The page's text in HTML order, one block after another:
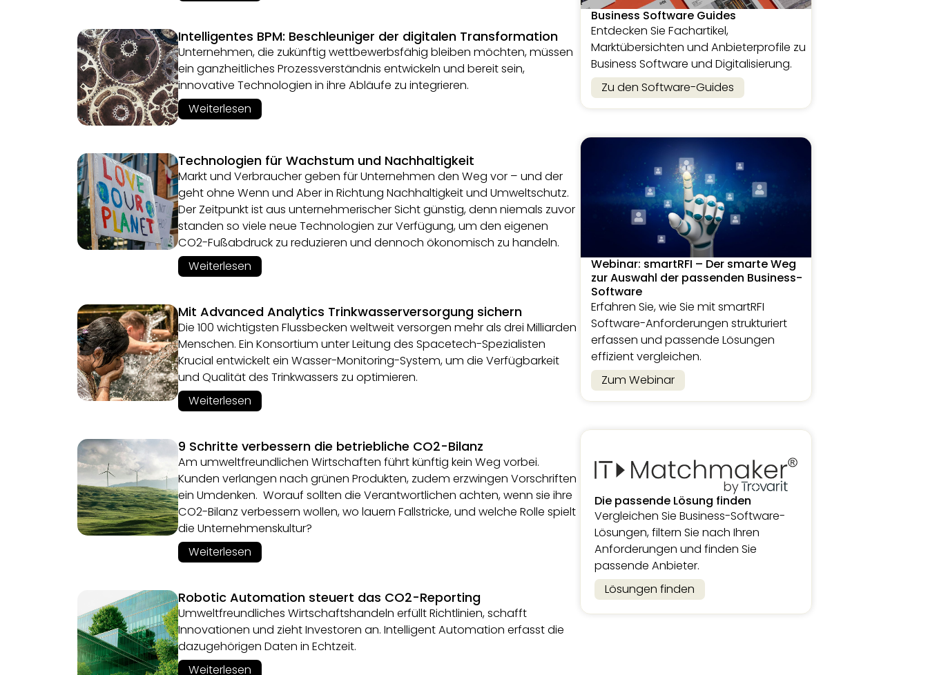
Intelligentes BPM: Beschleuniger der digitalen Transformation
Unternehmen, die zukünftig wettbewerbsfähig bleiben möchten, müssen
ein ganzheitliches Prozessverständnis entwickeln und bereit sein,
innovative Technologien in ihre Abläufe zu integrieren.
Weiterlesen
Technologien für Wachstum und Nachhaltigkeit
Markt und Verbraucher geben für Unternehmen den Weg vor – und der
geht ohne Wenn und Aber in Richtung Nachhaltigkeit und Umweltschutz.
Der Zeitpunkt ist aus unternehmerischer Sicht günstig, denn niemals zuvor
standen so viele neue Technologien zur Verfügung, um den eigenen
CO2-Fußabdruck zu reduzieren und dennoch ökonomisch zu handeln.
Weiterlesen
Mit Advanced Analytics Trinkwasserversorgung sichern
Die 100 wichtigsten Flussbecken weltweit versorgen mehr als drei Milliarden
Menschen. Ein Konsortium unter Leitung des Spacetech-Spezialisten
Krucial entwickelt ein Wasser-Monitoring-System, um die Verfügbarkeit
und Qualität des Trinkwassers zu optimieren.
Weiterlesen
9 Schritte verbessern die betriebliche CO2-Bilanz
Am umweltfreundlichen Wirtschaften führt künftig kein Weg vorbei.
Kunden verlangen nach grünen Produkten, zudem erzwingen Vorschriften
ein Umdenken. Worauf sollten die Verantwortlichen achten, wenn sie ihre
CO2-Bilanz verbessern wollen, wo lauern Fallstricke, und welche Rolle spielt
die Unternehmenskultur?
Weiterlesen
Robotic Automation steuert das CO2-Reporting
Umweltfreundliches Wirtschaftshandeln erfüllt Richtlinien, schafft
Innovationen und zieht Investoren an. Intelligent Automation erfasst die
dazugehörigen Daten in Echtzeit.
Weiterlesen
Business Software Guides
Entdecken Sie Fachartikel,
Marktübersichten und Anbieterprofile zu
Business Software und Digitalisierung.
Zu den Software-Guides
Webinar: smartRFI – Der smarte Weg
zur Auswahl der passenden Business-
Software
Erfahren Sie, wie Sie mit smartRFI
Software-Anforderungen strukturiert
erfassen und passende Lösungen
effizient vergleichen.
Zum Webinar
Die passende Lösung finden
Vergleichen Sie Business-Software-
Lösungen, filtern Sie nach Ihren
Anforderungen und finden Sie
passende Anbieter.
Lösungen finden